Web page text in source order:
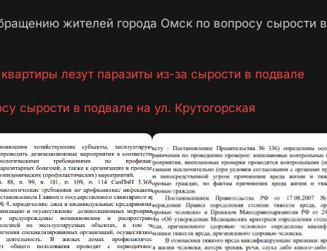
жителей города Омск по вопросу сырости в
лезут паразиты из-за сырости в подвале
сырости в подвале на ул. Крутогорская